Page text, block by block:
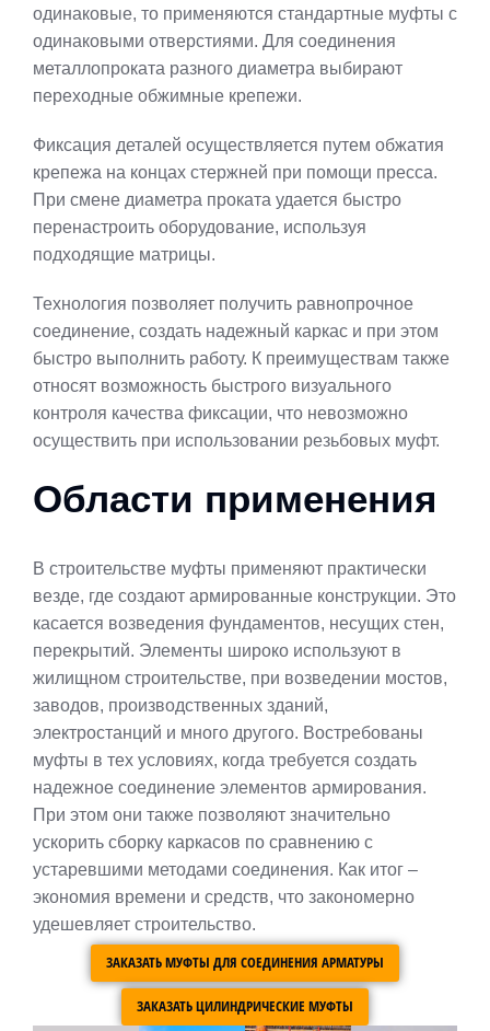
одинаковые, то применяются стандартные муфты с
одинаковыми отверстиями. Для соединения
металлопроката разного диаметра выбирают
переходные обжимные крепежи.
Фиксация деталей осуществляется путем обжатия
крепежа на концах стержней при помощи пресса.
При смене диаметра проката удается быстро
перенастроить оборудование, используя
подходящие матрицы.
Технология позволяет получить равнопрочное
соединение, создать надежный каркас и при этом
быстро выполнить работу. К преимуществам также
относят возможность быстрого визуального
контроля качества фиксации, что невозможно
осуществить при использовании резьбовых муфт.
Области применения
В строительстве муфты применяют практически
везде, где создают армированные конструкции. Это
касается возведения фундаментов, несущих стен,
перекрытий. Элементы широко используют в
жилищном строительстве, при возведении мостов,
заводов, производственных зданий,
электростанций и много другого. Востребованы
муфты в тех условиях, когда требуется создать
надежное соединение элементов армирования.
При этом они также позволяют значительно
ускорить сборку каркасов по сравнению с
устаревшими методами соединения. Как итог –
экономия времени и средств, что закономерно
удешевляет строительство.
ЗАКАЗАТЬ МУФТЫ ДЛЯ СОЕДИНЕНИЯ АРМАТУРЫ
ЗАКАЗАТЬ ЦИЛИНДРИЧЕСКИЕ МУФТЫ